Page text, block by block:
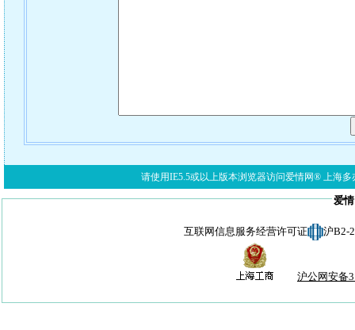
请使用IE5.5或以上版本浏览器访问爱情网® 上海多
爱
互联网信息服务经营许可证 沪B2-
沪公网安备